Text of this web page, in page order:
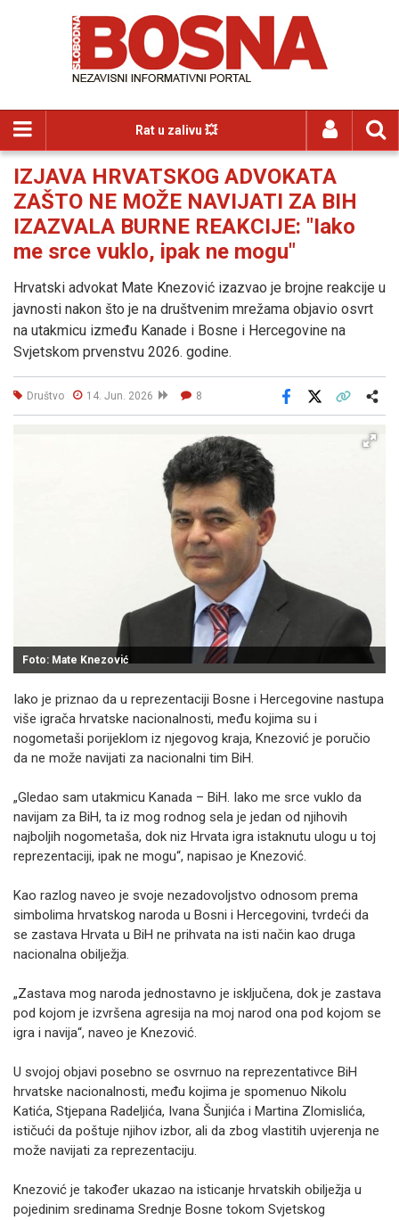
Rat u zalivu 💥
IZJAVA HRVATSKOG ADVOKATA
ZAŠTO NE MOŽE NAVIJATI ZA BIH
IZAZVALA BURNE REAKCIJE: "Iako
me srce vuklo, ipak ne mogu"
Hrvatski advokat Mate Knezović izazvao je brojne reakcije u
javnosti nakon što je na društvenim mrežama objavio osvrt
na utakmicu između Kanade i Bosne i Hercegovine na
Svjetskom prvenstvu 2026. godine.
Društvo 14. Jun. 2026 8
Facebook
Foto: Mate Knezović
Iako je priznao da u reprezentaciji Bosne i Hercegovine nastupa
više igrača hrvatske nacionalnosti, među kojima su i
nogometaši porijeklom iz njegovog kraja, Knezović je poručio
da ne može navijati za nacionalni tim BiH.
„Gledao sam utakmicu Kanada – BiH. Iako me srce vuklo da
navijam za BiH, ta iz mog rodnog sela je jedan od njihovih
najboljih nogometaša, dok niz Hrvata igra istaknutu ulogu u toj
reprezentaciji, ipak ne mogu“, napisao je Knezović.
Kao razlog naveo je svoje nezadovoljstvo odnosom prema
simbolima hrvatskog naroda u Bosni i Hercegovini, tvrdeći da
se zastava Hrvata u BiH ne prihvata na isti način kao druga
nacionalna obilježja.
„Zastava mog naroda jednostavno je isključena, dok je zastava
pod kojom je izvršena agresija na moj narod ona pod kojom se
igra i navija“, naveo je Knezović.
U svojoj objavi posebno se osvrnuo na reprezentativce BiH
hrvatske nacionalnosti, među kojima je spomenuo Nikolu
Katića, Stjepana Radeljića, Ivana Šunjića i Martina Zlomislića,
ističući da poštuje njihov izbor, ali da zbog vlastitih uvjerenja ne
može navijati za reprezentaciju.
Knezović je također ukazao na isticanje hrvatskih obilježja u
pojedinim sredinama Srednje Bosne tokom Svjetskog